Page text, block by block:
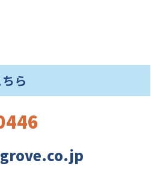
ら